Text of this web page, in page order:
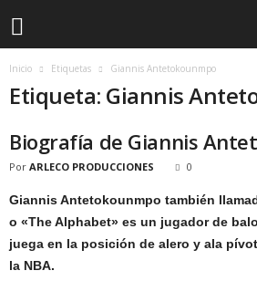
Inicio Etiquetas Giannis Antetokounmpo
Etiqueta: Giannis
Biografía de Giannis
Por ARLECO PRODUCCIONES 0
Giannis Antetokounmpo también
o «The Alphabet» es un jugador de
juega en la posición de alero y ala
la NBA.